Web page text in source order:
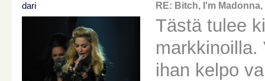
dari RE: Bitch, I'm
Tästä tulee
ihan kelpo